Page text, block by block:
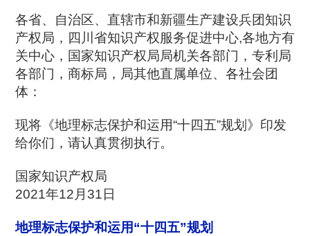
各省、自治区、直辖市和新疆生产建设兵团知识
产权局，四川省知识产权服务促进中心,各地方有
关中心，国家知识产权局局机关各部门，专利局
各部门，商标局，局其他直属单位、各社会团
体：
现将《地理标志保护和运用“十四五”规划》印发
给你们，请认真贯彻执行。
国家知识产权局
2021年12月31日
地理标志保护和运用“十四五”规划